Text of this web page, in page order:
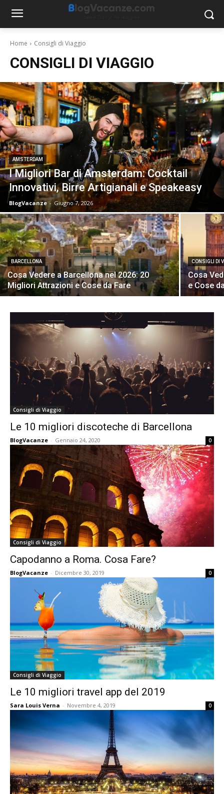
Home Consigli di Viaggio
CONSIGLI DI VIAGGIO
AMSTERDAM
I Migliori Bar di Amsterdam: Cocktail
Innovativi, Birre Artigianali e Speakeasy
BlogVacanze - Giugno 7, 2026
BARCELLONA
Cosa Vedere a Barcellona nel 2026: 20
Migliori Attrazioni e Cose da Fare
CONSIGLI DI
Cosa
e Cose
Consigli di Viaggio
Le 10 migliori discoteche di Barcellona
BlogVacanze - Gennaio 24, 2020 0
Consigli di Viaggio
Capodanno a Roma. Cosa Fare?
BlogVacanze - Dicembre 30, 2019 0
Consigli di Viaggio
Le 10 migliori travel app del 2019
Sara Louis Verna - Novembre 4, 2019 0